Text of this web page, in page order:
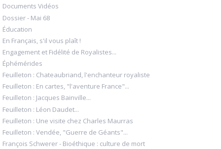
Documents Vidéos
Dossier - Mai 68
Éducation
En Français, s'il vous plaît !
Engagement et Fidélité de Royalistes...
Éphémérides
Feuilleton : Chateaubriand, l'enchanteur royaliste
Feuilleton : En cartes, "l'aventure France"...
Feuilleton : Jacques Bainville...
Feuilleton : Léon Daudet...
Feuilleton : Une visite chez Charles Maurras
Feuilleton : Vendée, "Guerre de Géants"...
François Schwerer - Bioéthique : culture de mort